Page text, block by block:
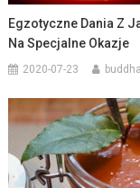
Egzotyczne Dania Z
Na Specjalne Okazje
2020-07-23